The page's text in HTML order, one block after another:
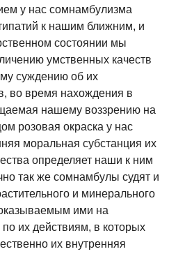
у нас сомнамбулизма
к нашим ближним, и
состоянии мы
умственных качеств
суждению об их
во время нахождения в
нашему воззрению на
розовая окраска у нас
моральная субстанция их
определяет наши к ним
так же сомнамбулы судят и
и минерального
ими на
их действиям, в которых
их внутренняя